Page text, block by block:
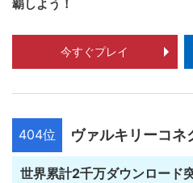
覇しよう！
今すぐプレイ
404位 ヴァルキリーコネ
世界累計2千万ダウンロード